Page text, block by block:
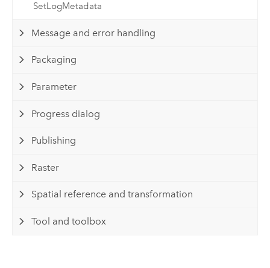
SetLogMetadata
Message and error handling
Packaging
Parameter
Progress dialog
Publishing
Raster
Spatial reference and transformation
Tool and toolbox